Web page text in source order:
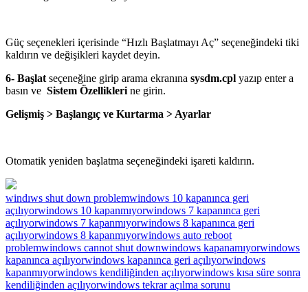
Güç seçenekleri içerisinde “Hızlı Başlatmayı Aç” seçeneğindeki tiki
kaldırın ve değişikleri kaydet deyin.
6- Başlat seçeneğine girip arama ekranına sysdm.cpl yazıp enter a
basın ve Sistem Özellikleri ne girin.
Gelişmiş > Başlangıç ve Kurtarma > Ayarlar
Otomatik yeniden başlatma seçeneğindeki işareti kaldırın.
windıws shut down problemwindows 10 kapanınca geri
açılıyorwindows 10 kapanmıyorwindows 7 kapanınca geri
açılıyorwindows 7 kapanmıyorwindows 8 kapanınca geri
açılıyorwindows 8 kapanmıyorwindows auto reboot
problemwindows cannot shut downwindows kapanamıyorwindows
kapanınca açılıyorwindows kapanınca geri açılıyorwindows
kapanmıyorwindows kendiliğinden açılıyorwindows kısa süre sonra
kendiliğinden açılıyorwindows tekrar açılma sorunu